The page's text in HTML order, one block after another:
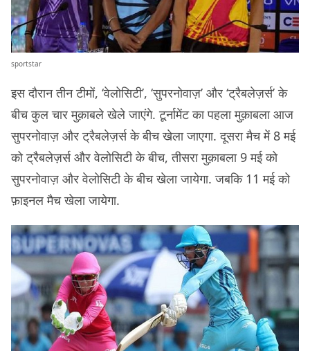
sportstar
इस दौरान तीन टीमों, ‘वेलोसिटी’, ‘सुपरनोवाज़’ और ‘ट्रैबलेज़र्स’ के
बीच कुल चार मुक़ाबले खेले जाएंगे. टूर्नामेंट का पहला मुक़ाबला आज
सुपरनोवाज़ और ट्रैबलेज़र्स के बीच खेला जाएगा. दूसरा मैच में 8 मई
को ट्रैबलेज़र्स और वेलोसिटी के बीच, तीसरा मुक़ाबला 9 मई को
सुपरनोवाज़ और वेलोसिटी के बीच खेला जायेगा. जबकि 11 मई को
फ़ाइनल मैच खेला जायेगा.